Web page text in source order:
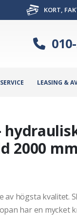
KORT,
LEASING &
2000 mm
högsta kvalitet.
har en